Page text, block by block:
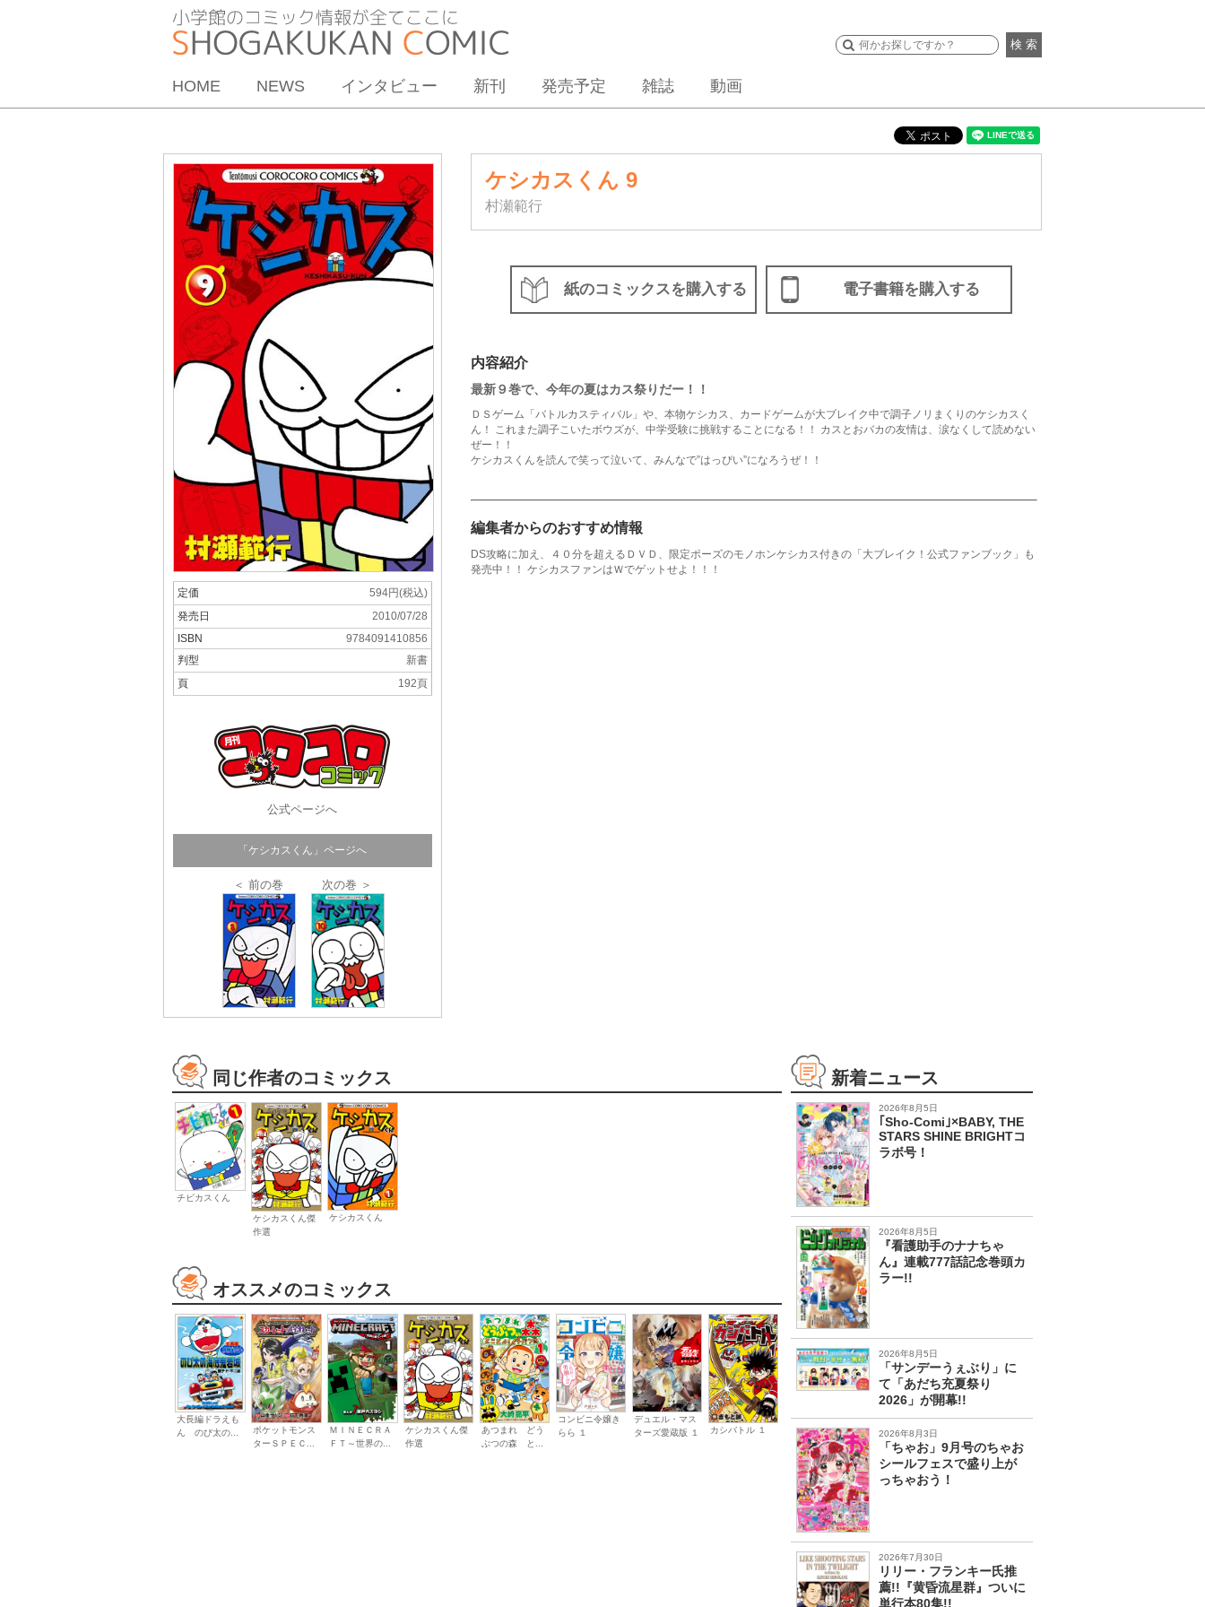
検 索
HOME NEWS インタビュー 新刊 発売予定 雑誌 動画
ケシカスくん 9
村瀬範行
定価
594円(税込)
発売日
2010/07/28
ISBN
9784091410856
判型
新書
頁
192頁
公式ページへ
「ケシカスくん」ページへ
＜ 前の巻 次の巻 ＞
紙のコミックスを購入する 電子書籍を購入する
内容紹介
最新９巻で、今年の夏はカス祭りだー！！
ＤＳゲーム「バトルカスティバル」や、本物ケシカス、カードゲームが大ブレイク中で調子ノリまくりのケシカスく
ん！ これまた調子こいたボウズが、中学受験に挑戦することになる！！ カスとおバカの友情は、涙なくして読めない
ぜー！！
ケシカスくんを読んで笑って泣いて、みんなで”はっぴい”になろうぜ！！
編集者からのおすすめ情報
DS攻略に加え、４０分を超えるＤＶＤ、限定ポーズのモノホンケシカス付きの「大ブレイク！公式ファンブック」も
発売中！！ ケシカスファンはＷでゲットせよ！！！
同じ作者のコミックス
チビカスくん
ケシカスくん傑
作選
ケシカスくん
オススメのコミックス
大長編ドラえも
ん のび太の...
ポケットモンス
ターＳＰＥＣ...
ＭＩＮＥＣＲＡ
ＦＴ～世界の...
ケシカスくん傑
作選
あつまれ どう
ぶつの森 と...
コンビニ令嬢き
らら １
デュエル・マス
ターズ愛蔵版 １
カシバトル １
新着ニュース
2026年8月5日
｢Sho-Comi｣×BABY, THE
STARS SHINE BRIGHTコ
ラボ号！
2026年8月5日
『看護助手のナナちゃ
ん』連載777話記念巻頭カ
ラー!!
2026年8月5日
「サンデーうぇぶり」に
て「あだち充夏祭り
2026」が開幕!!
2026年8月3日
「ちゃお」9月号のちゃお
シールフェスで盛り上が
っちゃおう！
2026年7月30日
リリー・フランキー氏推
薦!!『黄昏流星群』ついに
単行本80集!!